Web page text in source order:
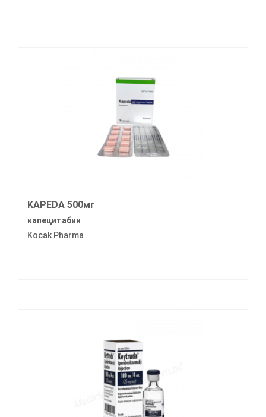
KAPEDA 500мг
капецитабин
Kocak Pharma